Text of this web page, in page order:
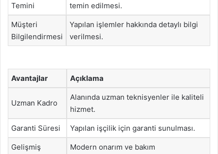
Temini
temin edilmesi.
Müşteri
Bilgilendirmesi
Yapılan işlemler hakkında detaylı bilgi
verilmesi.
Avantajlar Açıklama
Uzman Kadro
Alanında uzman teknisyenler ile kaliteli
hizmet.
Garanti Süresi Yapılan işçilik için garanti sunulması.
Gelişmiş
Modern onarım ve bakım